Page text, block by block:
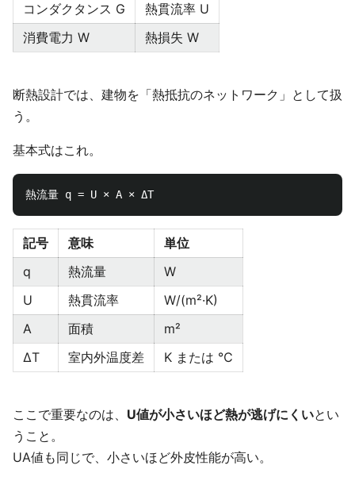
コンダクタンス G
熱貫流率 U
消費電力 W
熱損失 W
断熱設計では、建物を「熱抵抗のネットワーク」として扱
う。
基本式はこれ。
記号 意味
単位
q
熱流量
W
U
熱貫流率
W/(m²·K)
A
面積
m²
ΔT
室内外温度差 K または ℃
ここで重要なのは、 U値が小さいほど熱が逃げにくいとい
うこと。
UA値も同じで、小さいほど外皮性能が高い。